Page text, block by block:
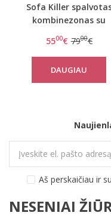
Sofa Killer
kombinezonas su
Cactus
5500€ 7900€
DAUGIAU
Aš perskaičiau ir
NESENIAI